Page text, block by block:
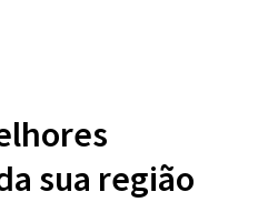
sua região